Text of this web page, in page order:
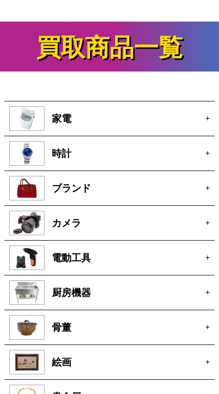
家電
ブランド +
カメラ +
電動工具 +
厨房機器 +
骨董 +
絵画 +
貴金属 +
宝石 +